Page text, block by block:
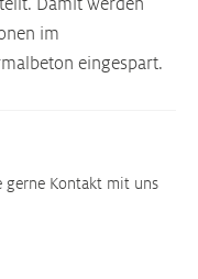
Damit werden
im
eingespart.
gerne Kontakt mit uns